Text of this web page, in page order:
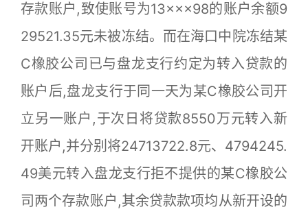
存款账户,致使账号为13×××98的账户余额9
29521.35元未被冻结。而在海口中院冻结某
C橡胶公司已与盘龙支行约定为转入贷款的
账户后,盘龙支行于同一天为某C橡胶公司开
立另一账户,于次日将贷款8550万元转入新
开账户,并分别将24713722.8元、4794245.
49美元转入盘龙支行拒不提供的某C橡胶公
司两个存款账户,其余贷款款项均从新开设的